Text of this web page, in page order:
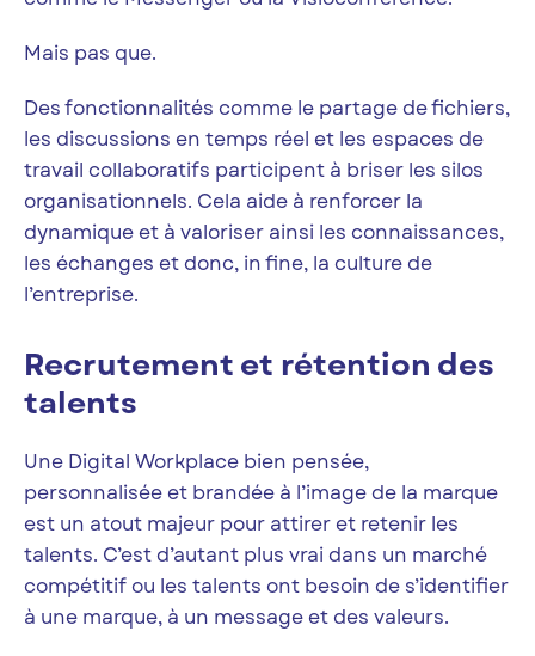
Mais pas que.
Des fonctionnalités comme le partage de fichiers,
les discussions en temps réel et les espaces de
travail collaboratifs participent à briser les silos
organisationnels. Cela aide à renforcer la
dynamique et à valoriser ainsi les connaissances,
les échanges et donc, in fine, la culture de
l’entreprise.
Recrutement et rétention des
talents
Une Digital Workplace bien pensée,
personnalisée et brandée à l’image de la marque
est un atout majeur pour attirer et retenir les
talents. C’est d’autant plus vrai dans un marché
compétitif ou les talents ont besoin de s’identifier
à une marque, à un message et des valeurs.